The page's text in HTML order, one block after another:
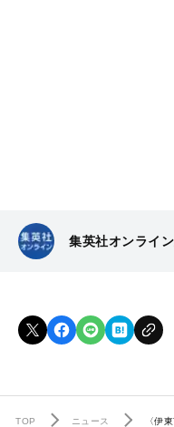
集英社オンライ
TOP ニュース 〈伊